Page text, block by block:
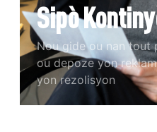
Sipò
Nou gide ou nan tout
ou depoze yon
yon rezolisyon